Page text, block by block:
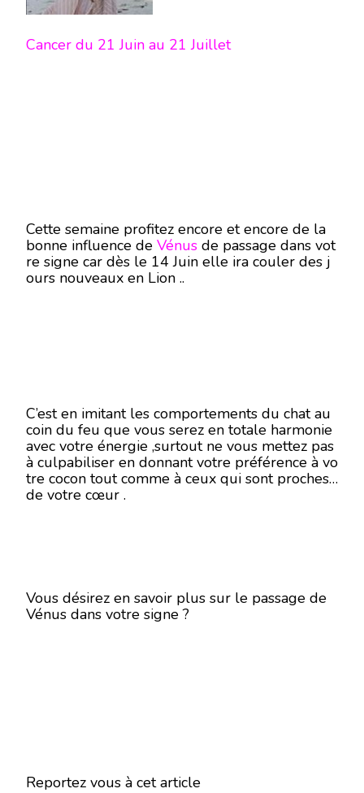
Cancer du 21 Juin au 21 Juillet
Cette semaine profitez encore et encore de la
bonne influence de Vénus de passage dans vot
re signe car dès le 14 Juin elle ira couler des j
ours nouveaux en Lion ..
C’est en imitant les comportements du chat au
coin du feu que vous serez en totale harmonie
avec votre énergie ,surtout ne vous mettez pas
à culpabiliser en donnant votre préférence à vo
tre cocon tout comme à ceux qui sont proches
de votre cœur .
Vous désirez en savoir plus sur le passage de
Vénus dans votre signe ?
Reportez vous à cet article